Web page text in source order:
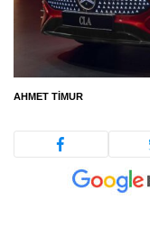
AHMET TIMUR